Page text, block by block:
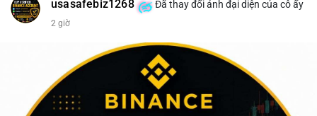
usasafebiz1268 Đã thay đổi ảnh đại diện của cô ấy
2 giờ